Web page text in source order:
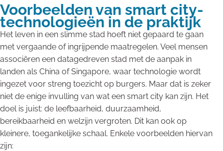
Voorbeelden van smart city-
technologieën in de praktijk
Het leven in een slimme stad hoeft niet gepaard te gaan
met vergaande of ingrijpende maatregelen. Veel mensen
associëren een datagedreven stad met de aanpak in
landen als China of Singapore, waar technologie wordt
ingezet voor streng toezicht op burgers. Maar dat is zeker
niet de enige invulling van wat een smart city kan zijn. Het
doel is juist: de leefbaarheid, duurzaamheid,
bereikbaarheid en welzijn vergroten. Dit kan ook op
kleinere, toegankelijke schaal. Enkele voorbeelden hiervan
zijn: